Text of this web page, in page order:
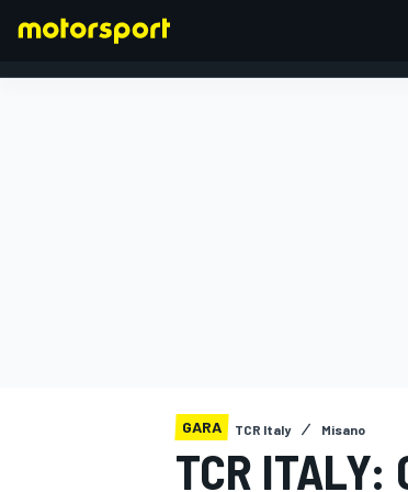
GARA TCR Italy Misano
TCR ITALY: